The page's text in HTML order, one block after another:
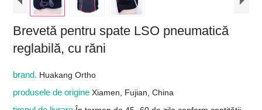
Brevetă pentru spate LSO pneumatică
reglabilă, cu răni
brand. Huakang Ortho
produsele de origineXiamen, Fujian, China